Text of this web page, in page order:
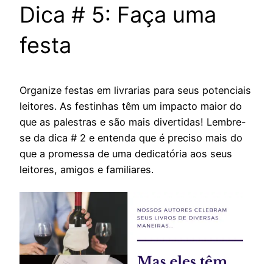
Dica # 5: Faça uma
festa
Organize festas em livrarias para seus potenciais
leitores. As festinhas têm um impacto maior do
que as palestras e são mais divertidas! Lembre-
se da dica # 2 e entenda que é preciso mais do
que a promessa de uma dedicatória aos seus
leitores, amigos e familiares.